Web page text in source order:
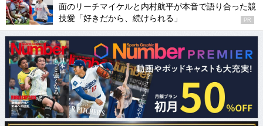
面のリーチマイケルと内村航平が本音で語り合った競
技愛「好きだから、続けられる」
PR